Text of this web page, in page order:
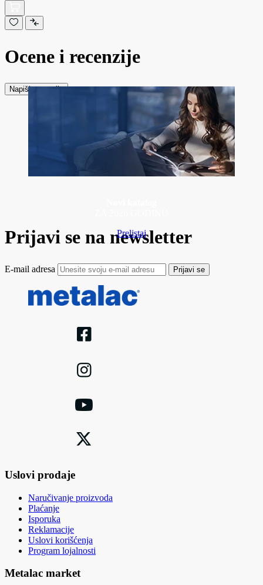
Ocene i recenzije
Napiši recenziju
Prelistaj
Prijavi se na newsletter
E-mail adresa Prijavi se
Uslovi prodaje
Naručivanje proizvoda
Plaćanje
Isporuka
Reklamacije
Uslovi korišćenja
Program lojalnosti
Metalac market